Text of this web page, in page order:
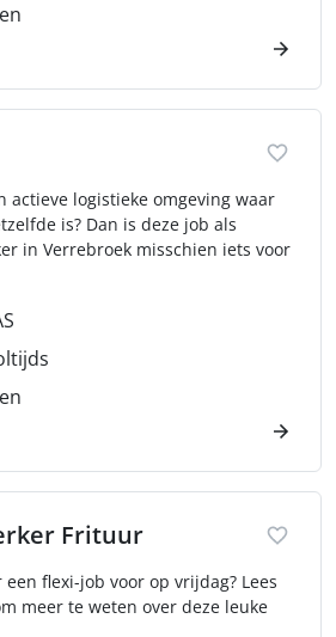
actieve logistieke omgeving waar
is? Dan is deze job als
in Verrebroek misschien iets voor
Frituur
flexi-job voor op vrijdag? Lees
meer te weten over deze leuke